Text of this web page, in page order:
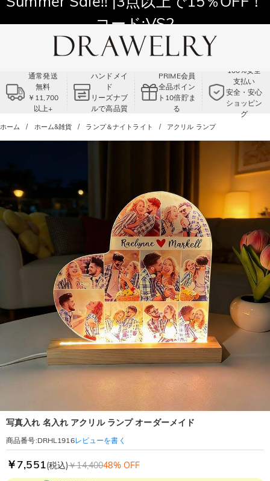
11,700円以上通常配送無料！
Summer Sale!! |3点以上で15％OFF！
コード:VS2
通常発送
無料
￥11,700
以上+
ハンドメイ
ド
リーズナブ
ルで高品質
PRIME会員
全品ポイン
ト10倍貯ま
る
100%安全
支払い
安全・安心
ショッピン
グ
ホーム ホーム&雑貨 ランプ＆ナイトライト アクリル ランプ
写真入れ 名入れ アクリル ランプ オーダーメイド
商品番号:DRHL1916レビューを書く
￥7,551(税込)￥14,40048% OFF